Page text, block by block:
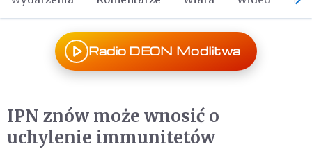
Radio DEON Modlitwa
IPN znów może wnosić o
uchylenie immunitetów